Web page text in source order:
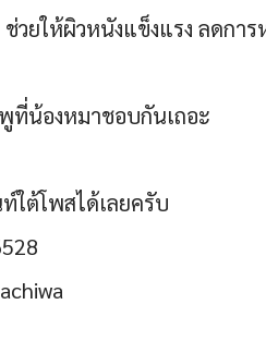
ช่วยให้ผิวหนังแข็งแรง ลดกา
ที่น้องหมาชอบกันเถอะ
ใต้โพสได้เลยครับ